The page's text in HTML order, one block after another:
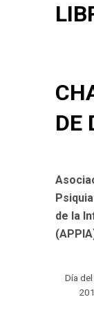
DE
de la
Día